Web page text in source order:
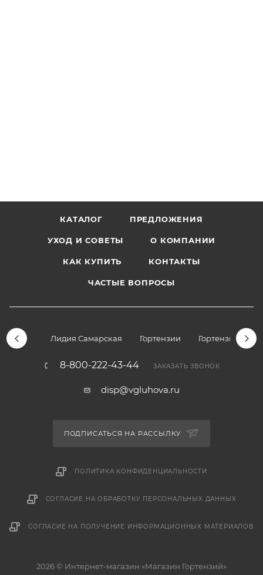
КАТАЛОГ ПРЕДЛОЖЕНИЯ
УХОД И СОВЕТЫ О КОМПАНИИ
КАК КУПИТЬ КОНТАКТЫ
ЧАСТЫЕ ВОПРОСЫ
Лидия Самарская Гортензии Гортензии
8-800-222-43-44 ЗАКАЗАТЬ ЗВОНОК
disp@vgluhova.ru
ПОДПИСАТЬСЯ НА РАССЫЛКУ
ПОЛИТИКА КОНФИДЕНЦИАЛЬНОСТИ
СОГЛАСИЕ НА ОБРАБОТКУ ПЕРСОНАЛЬНЫХ ДАННЫХ
СОГЛАСИЕ НА ПОЛУЧЕНИЕ ИНФОРМАЦИОННЫХ МАТЕРИАЛОВ
2026 © Интернет-магазин «Магазин Гортензий»